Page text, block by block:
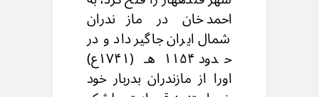
احمد خان در مازندران
شمال ایران جاگیر داد و در
حدود ۱۱۵۴ هـ (۱۷۴۱ع)
اورا از مازندران بدربار خود